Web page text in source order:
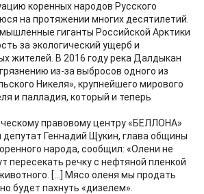
коренных народов Русского
на протяжении многих десятилетий.
гиганты Российской Арктики
за экологический ущерб и
жителей. В 2016 году река Далдыкан
из-за выбросов одного из
Никеля», крупнейшего мирового
и палладия, который и теперь
правовому центру «БЕЛЛОНА»
Геннадий Щукин, глава общины
народа, сообщил: «Олени не
пересекать речку с нефтяной пленкой
[...] Мясо оленя мы продать
будет пахнуть «дизелем».